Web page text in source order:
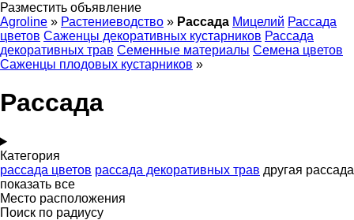
Разместить объявление
Agroline » Растениеводство » Рассада Мицелий Рассада
цветов Саженцы декоративных кустарников Рассада
декоративных трав Семенные материалы Семена цветов
Саженцы плодовых кустарников »
Рассада
Категория
рассада цветов рассада декоративных трав другая рассада
показать все
Место расположения
Поиск по радиусу